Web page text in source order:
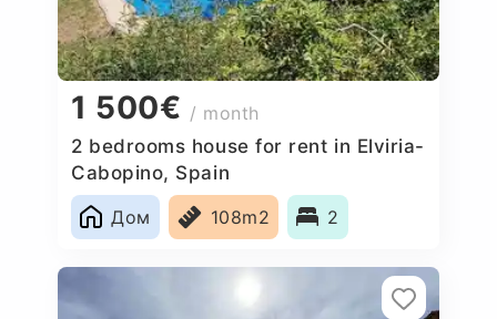
1 500€ / month
2 bedrooms house for rent in Elviria-
Cabopino, Spain
Дом
108m2 2